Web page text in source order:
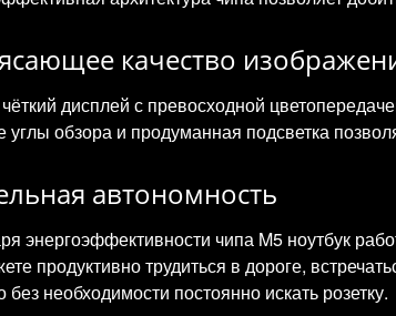
качество
дисплей с превосходной
углы обзора и продуманная подсветка
автономность
энергоэффективности чипа M5 ноутбук
продуктивно трудиться в дороге,
без необходимости постоянно искать розетку.